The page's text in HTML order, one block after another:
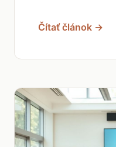
Čítať článok →